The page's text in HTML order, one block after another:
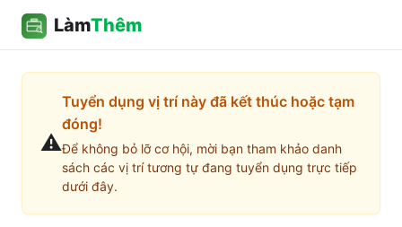
LàmThêm
⚠️
Tuyển dụng vị trí này đã kết thúc hoặc tạm
đóng!
Để không bỏ lỡ cơ hội, mời bạn tham khảo danh
sách các vị trí tương tự đang tuyển dụng trực tiếp
dưới đây.